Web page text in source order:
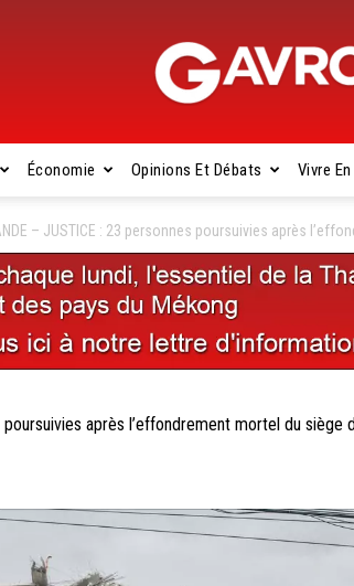
Économie Opinions Et Débats Vivre
– JUSTICE : 23 personnes poursuivies après
après l’effondrement mortel du siège